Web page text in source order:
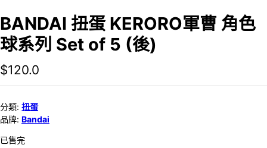
BANDAI 扭蛋 KERORO軍曹 角色
球系列 Set of 5 (後)
$120.0
分類: 扭蛋
品牌: Bandai
已售完